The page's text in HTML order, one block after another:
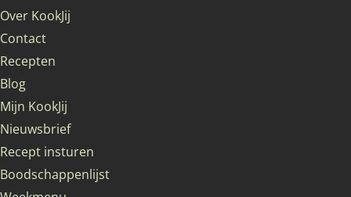
Over KookJij
Contact
Recepten
Blog
Mijn KookJij
Nieuwsbrief
Recept insturen
Boodschappenlijst